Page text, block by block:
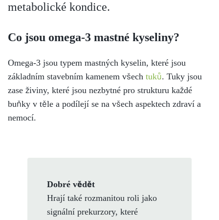
metabolické kondice.
Co jsou omega-3 mastné kyseliny?
Omega-3 jsou typem mastných kyselin, které jsou
základním stavebním kamenem všech tuků. Tuky jsou
zase živiny, které jsou nezbytné pro strukturu každé
buňky v těle a podílejí se na všech aspektech zdraví a
nemocí.
Dobré vědět
Hrají také rozmanitou roli jako
signální prekurzory, které